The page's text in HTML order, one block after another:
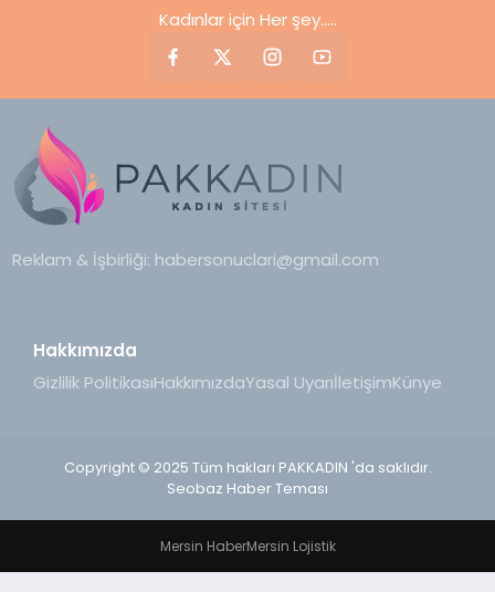
Kadınlar için Her şey.....
Reklam & İşbirliği: habersonuclari@gmail.com
Hakkımızda
Gizlilik PolitikasıHakkımızdaYasal UyarıİletişimKünye
Copyright © 2025 Tüm hakları PAKKADIN 'da saklıdır.
Seobaz Haber Teması
Mersin HaberMersin Lojistik